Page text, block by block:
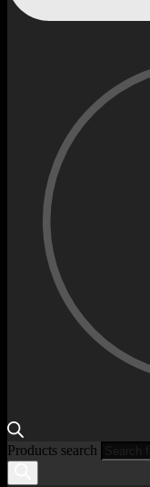
Products search